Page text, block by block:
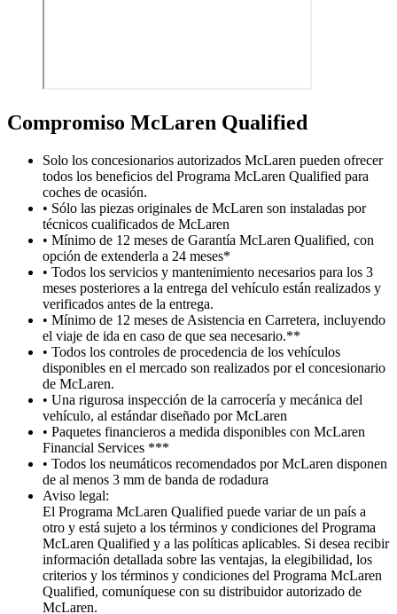
Compromiso McLaren Qualified
Solo los concesionarios autorizados McLaren pueden ofrecer
todos los beneficios del Programa McLaren Qualified para
coches de ocasión.
• Sólo las piezas originales de McLaren son instaladas por
técnicos cualificados de McLaren
• Mínimo de 12 meses de Garantía McLaren Qualified, con
opción de extenderla a 24 meses*
• Todos los servicios y mantenimiento necesarios para los 3
meses posteriores a la entrega del vehículo están realizados y
verificados antes de la entrega.
• Mínimo de 12 meses de Asistencia en Carretera, incluyendo
el viaje de ida en caso de que sea necesario.**
• Todos los controles de procedencia de los vehículos
disponibles en el mercado son realizados por el concesionario
de McLaren.
• Una rigurosa inspección de la carrocería y mecánica del
vehículo, al estándar diseñado por McLaren
• Paquetes financieros a medida disponibles con McLaren
Financial Services ***
• Todos los neumáticos recomendados por McLaren disponen
de al menos 3 mm de banda de rodadura
Aviso legal:
El Programa McLaren Qualified puede variar de un país a
otro y está sujeto a los términos y condiciones del Programa
McLaren Qualified y a las políticas aplicables. Si desea recibir
información detallada sobre las ventajas, la elegibilidad, los
criterios y los términos y condiciones del Programa McLaren
Qualified, comuníquese con su distribuidor autorizado de
McLaren.